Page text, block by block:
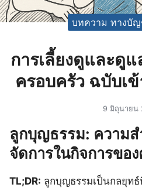
บทความ ทางบั
การเลี้ยงดูและดู
ครอบครัว ฉบับเ
9 มิถุนายน
ลูกบุญธรรม: ความ
จัดการในกิจการขอ
TL;DR: ลูกบุญธรรมเป็นกลยุท